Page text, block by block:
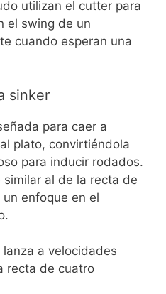
utilizan el cutter para
el swing de un
cuando esperan una
sinker
para caer a
plato, convirtiéndola
para inducir rodados.
similar al de la recta de
enfoque en el
a velocidades
recta de cuatro